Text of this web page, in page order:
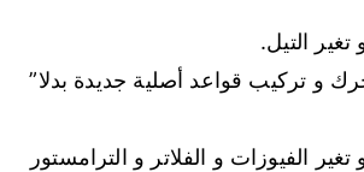
التيل.
و تركيب قواعد أصلية جديدة بدلا”
الفيوزات و الفلاتر و الترامستور